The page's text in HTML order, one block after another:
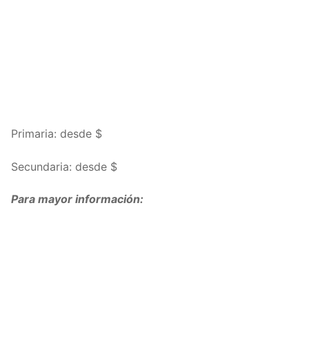
Primaria: desde $
Secundaria: desde $
Para mayor información: